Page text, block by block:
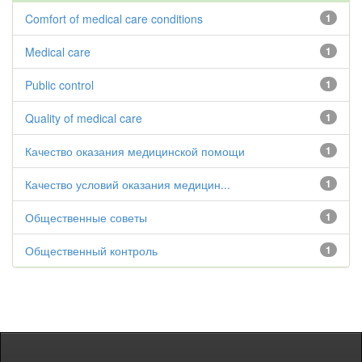
1
Comfort of medical care conditions
1
Medical care
1
Public control
1
Quality of medical care
1
Качество оказания медицинской помощи
1
Качество условий оказания медицин...
1
Общественные советы
1
Общественный контроль